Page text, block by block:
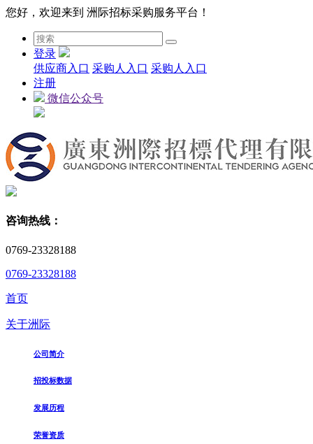
您好，欢迎来到 洲际招标采购服务平台！
登录
供应商入口 采购人入口 采购人入口
注册
微信公众号
咨询热线：
0769-23328188
0769-23328188
首页
关于洲际
公司简介
招投标数据
发展历程
荣誉资质